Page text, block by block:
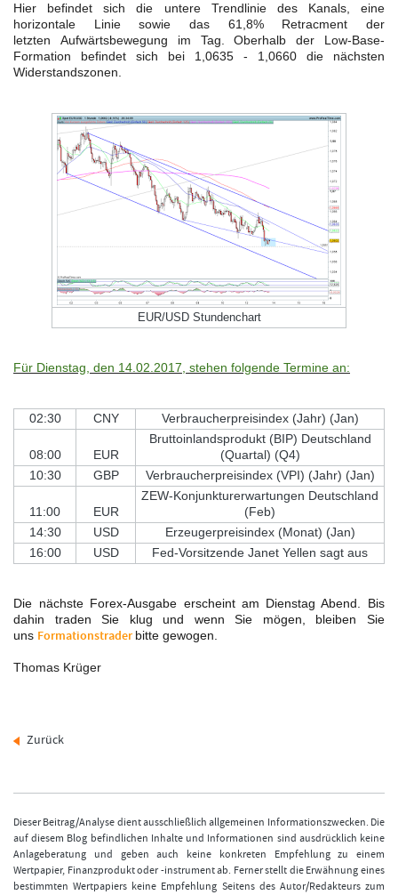
Hier befindet sich die untere Trendlinie des Kanals, eine
horizontale Linie sowie das 61,8% Retracment der
letzten Aufwärtsbewegung im Tag.Oberhalb der Low-Base-
Formation befindet sich bei 1,0635 - 1,0660 die nächsten
Widerstandszonen.
EUR/USD Stundenchart
Für Dienstag, den 14.02.2017, stehen folgende Termine an:
02:30 CNY Verbraucherpreisindex (Jahr) (Jan)
08:00 EUR
Bruttoinlandsprodukt (BIP) Deutschland
(Quartal) (Q4)
10:30
GBP Verbraucherpreisindex (VPI) (Jahr) (Jan)
11:00 EUR
ZEW-Konjunkturerwartungen Deutschland
(Feb)
14:30
USD
Erzeugerpreisindex (Monat) (Jan)
16:00
USD Fed-Vorsitzende Janet Yellen sagt aus
Die nächste Forex-Ausgabe erscheint am Dienstag Abend. Bis
dahin traden Sie klug und wenn Sie mögen, bleiben Sie
uns Formationstrader bitte gewogen.
Thomas Krüger
Zurück
Dieser Beitrag/Analyse dient ausschließlich allgemeinen Informationszwecken. Die
auf diesem Blog befindlichen Inhalte und Informationen sind ausdrücklich keine
Anlageberatung und geben auch keine konkreten Empfehlung zu einem
Wertpapier, Finanzprodukt oder -instrument ab. Ferner stellt die Erwähnung eines
bestimmten Wertpapiers keine Empfehlung Seitens des Autor/Redakteurs zum